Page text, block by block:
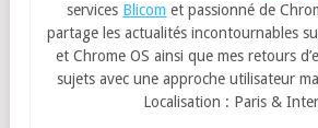
services Blicom et passionné de
partage les actualités incontournables
et Chrome OS ainsi que mes retours
sujets avec une approche utilisateur
Localisation : Paris &